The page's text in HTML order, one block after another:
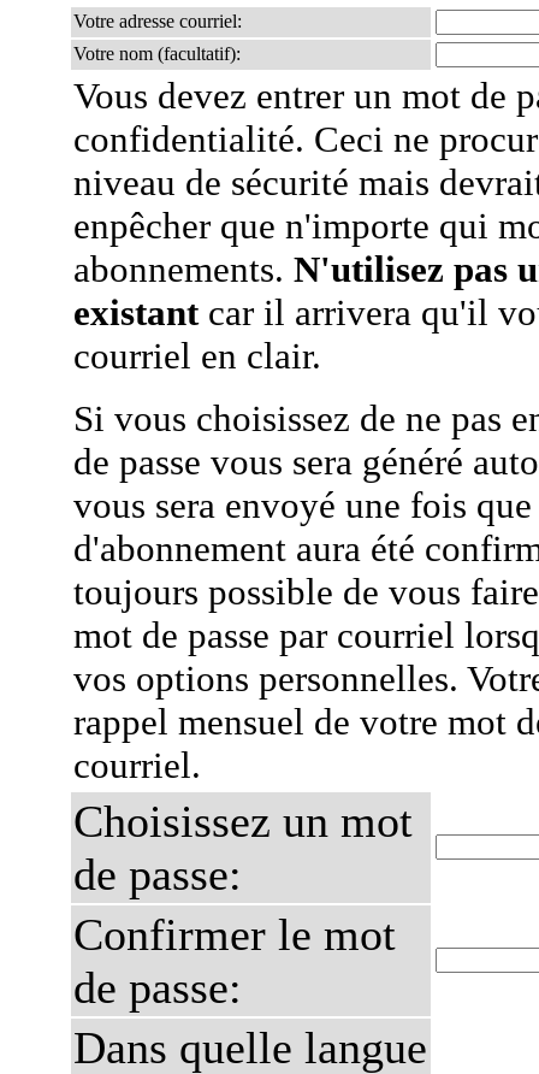
Votre adresse courriel:
Votre nom (facultatif):
Vous devez entrer un mot de
confidentialité. Ceci ne
niveau de sécurité mais
enpêcher que n'importe qui
abonnements. N'utilisez pas
existantcar il arrivera qu'il
courriel en clair.
Si vous choisissez de ne pas
de passe vous sera généré
vous sera envoyé une fois
d'abonnement aura été
toujours possible de vous
mot de passe par courriel
vos options personnelles.
rappel mensuel de votre mot
courriel.
Choisissez un mot
de passe:
Confirmer le mot
de passe:
Dans quelle langue